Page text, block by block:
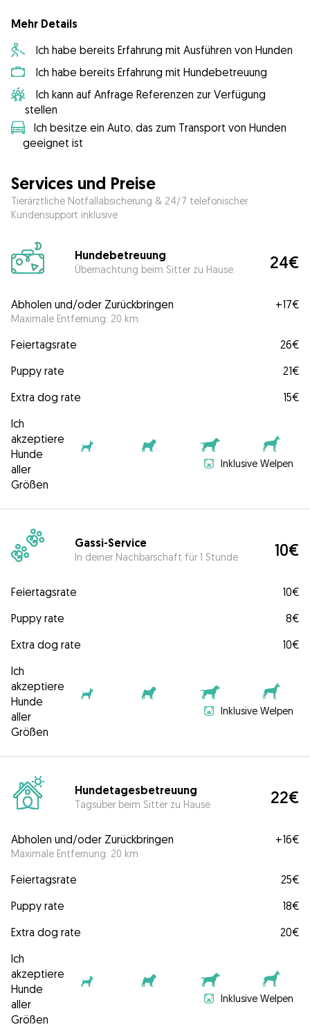
Mehr Details
Ich habe bereits Erfahrung mit Ausführen von Hunden
Ich habe bereits Erfahrung mit Hundebetreuung
Ich kann auf Anfrage Referenzen zur Verfügung
stellen
Ich besitze ein Auto, das zum Transport von Hunden
geeignet ist
Services und Preise
Tierärztliche Notfallabsicherung & 24/7 telefonischer
Kundensupport inklusive
Hundebetreuung
Übernachtung beim Sitter zu Hause 24€
Abholen und/oder Zurückbringen
Maximale Entfernung: 20 km
+17€
Feiertagsrate
26€
Puppy rate
21€
Extra dog rate
15€
Ich
akzeptiere
Hunde
aller
Größen
Inklusive Welpen
Gassi-Service
In deiner Nachbarschaft für 1 Stunde 10€
Feiertagsrate
10€
Puppy rate
8€
Extra dog rate
10€
Ich
akzeptiere
Hunde
aller
Größen
Inklusive Welpen
Hundetagesbetreuung
Tagsüber beim Sitter zu Hause 22€
Abholen und/oder Zurückbringen
Maximale Entfernung: 20 km
+16€
Feiertagsrate
25€
Puppy rate
18€
Extra dog rate
20€
Ich
akzeptiere
Hunde
aller
Größen
Inklusive Welpen